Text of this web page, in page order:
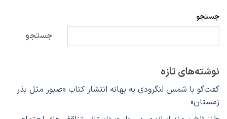
جستجو
جستجو
نوشته‌های تازه
گفت‌گو با شمس لنگرودی به بهانه انتشار کتاب «صبور مثل بذر
زمستان»